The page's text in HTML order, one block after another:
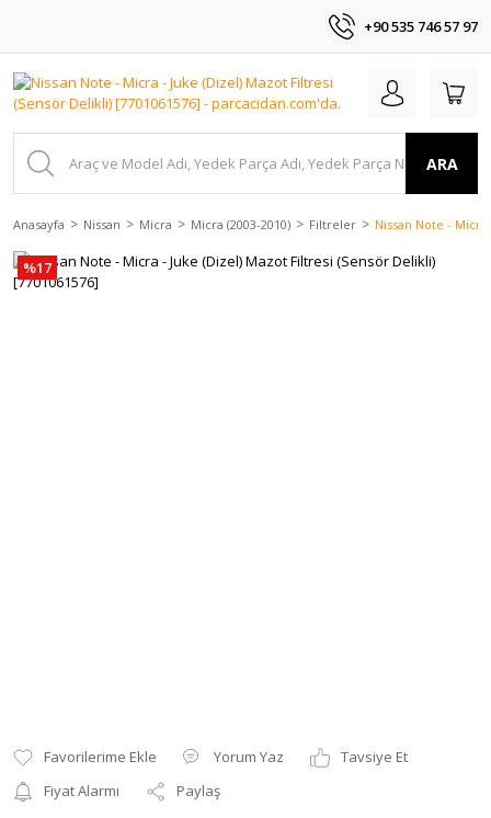
+90 535 746 57 97
ARA
Anasayfa Nissan Micra Micra (2003-2010) Filtreler Nissan Note -
%17
Yorum Yaz
Tavsiye Et
Fiyat Alarmı
Paylaş